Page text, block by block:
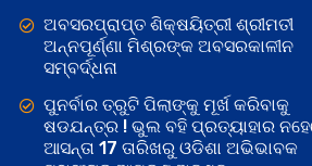
ଅବସରପ୍ରାପ୍ତ ଶିକ୍ଷୟିତ୍ରୀ ଶ୍ରୀମତୀ
ଅନ୍ନପୂର୍ଣ୍ଣା ମିଶ୍ରଙ୍କ ଅବସରକାଳୀନ
ସମ୍ବର୍ଦ୍ଧନା
ପୁନର୍ବାର ତ୍ରୁଟି ପିଲାଙ୍କୁ ମୂର୍ଖ କରିବାକୁ
ଷଡଯନ୍ତ୍ର ! ଭୁଲ ବହି ପ୍ରତ୍ୟାହାର
ଆସନ୍ତା 17 ତାରିଖରୁ ଓଡିଶା ଅଭିଭାବକ